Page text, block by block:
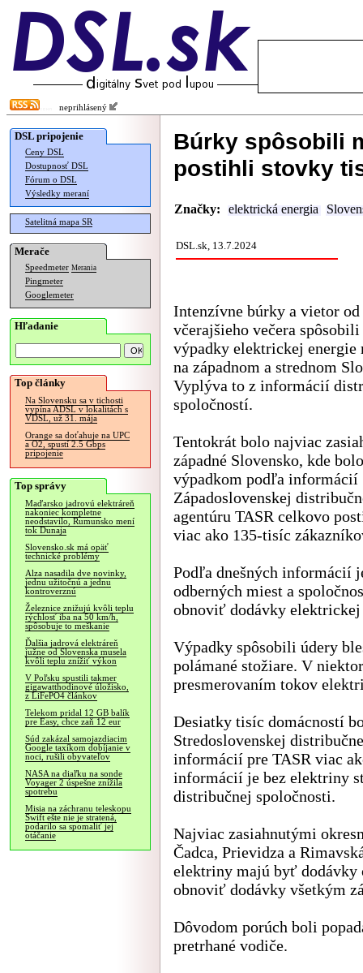
neprihlásený
DSL pripojenie
Ceny DSL
Dostupnosť DSL
Fórum o DSL
Výsledky meraní
Satelitná mapa SR
Merače
Speedmeter Merania
Pingmeter
Googlemeter
Hľadanie
Top články
Na Slovensku sa v tichosti
vypína ADSL v lokalitách s
VDSL, už 31. mája
Orange sa doťahuje na UPC
a O2, spustí 2.5 Gbps
pripojenie
Top správy
Maďarsko jadrovú elektráreň
nakoniec kompletne
neodstavilo, Rumunsko mení
tok Dunaja
Slovensko.sk má opäť
technické problémy
Alza nasadila dve novinky,
jednu užitočnú a jednu
kontroverznú
Železnice znižujú kvôli teplu
rýchlosť iba na 50 km/h,
spôsobuje to meškanie
Ďalšia jadrová elektráreň
južne od Slovenska musela
kvôli teplu znížiť výkon
V Poľsku spustili takmer
gigawatthodinové úložisko,
z LiFePO4 článkov
Telekom pridal 12 GB balík
pre Easy, chce zaň 12 eur
Súd zakázal samojazdiacim
Google taxíkom dobíjanie v
noci, rušili obyvateľov
NASA na diaľku na sonde
Voyager 2 úspešne znížila
spotrebu
Misia na záchranu teleskopu
Swift ešte nie je stratená,
podarilo sa spomaliť jej
otáčanie
Búrky spôsobili
postihli stovky
Značky: elektrická energia
DSL.sk, 13.7.2024
Intenzívne búrky a vietor od
včerajšieho večera
výpadky elektrickej energie
na západnom a strednom
Vyplýva to z informácií
spoločností.
Tentokrát bolo najviac
západné Slovensko, kde bolo
výpadkom podľa informácií
Západoslovenskej
agentúru TASR celkovo
viac ako 135-tisíc
Podľa dnešných informácií
odberných miest a
obnoviť dodávky elektrickej
Výpadky spôsobili údery
polámané stožiare. V
presmerovaním tokov
Desiatky tisíc domácností
Stredoslovenskej
informácií pre TASR viac
informácií je bez elektriny
distribučnej spoločnosti.
Najviac zasiahnutými
Čadca, Prievidza a
elektriny majú byť dodávky
obnoviť dodávky všetkým
Dôvodom porúch boli
pretrhané vodiče.